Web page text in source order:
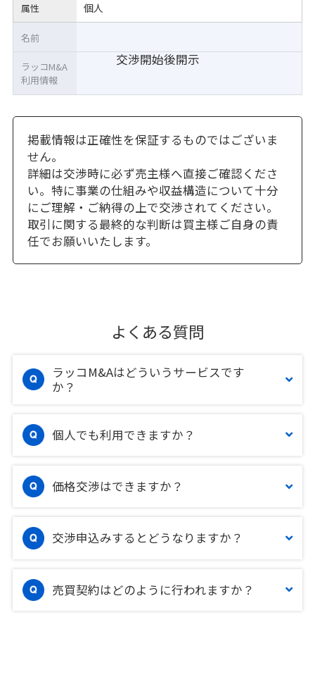
属性 個人
交渉開始後開示
名前
ラッコM&A
利用情報
掲載情報は正確性を保証するものではございま
せん。
詳細は交渉時に必ず売主様へ直接ご確認くださ
い。特に事業の仕組みや収益構造について十分
にご理解・ご納得の上で交渉されてください。
取引に関する最終的な判断は買主様ご自身の責
任でお願いいたします。
よくある質問
ラッコM&Aはどういうサービスです
か？
個人でも利用できますか？
価格交渉はできますか？
交渉申込みするとどうなりますか？
売買契約はどのように行われますか？